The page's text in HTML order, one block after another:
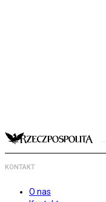
KONTAKT
O nas